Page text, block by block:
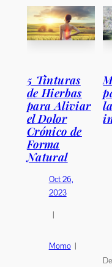
5 Tinturas
de Hierbas
para Aliviar
el Dolor
Crónico de
Forma
Natural
Oct 26,
2023
|
Momo |
la